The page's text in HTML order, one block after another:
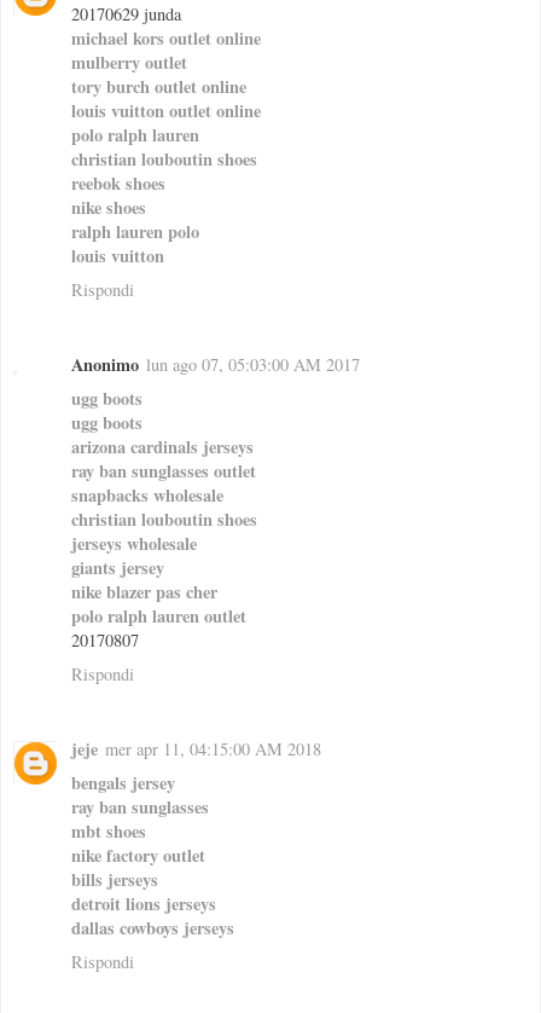
20170629 junda
michael kors outlet online
mulberry outlet
tory burch outlet online
louis vuitton outlet online
polo ralph lauren
christian louboutin shoes
reebok shoes
nike shoes
ralph lauren polo
louis vuitton
Rispondi
Anonimo lun ago 07, 05:03:00 AM 2017
ugg boots
ugg boots
arizona cardinals jerseys
ray ban sunglasses outlet
snapbacks wholesale
christian louboutin shoes
jerseys wholesale
giants jersey
nike blazer pas cher
polo ralph lauren outlet
20170807
Rispondi
jeje mer apr 11, 04:15:00 AM 2018
bengals jersey
ray ban sunglasses
mbt shoes
nike factory outlet
bills jerseys
detroit lions jerseys
dallas cowboys jerseys
Rispondi